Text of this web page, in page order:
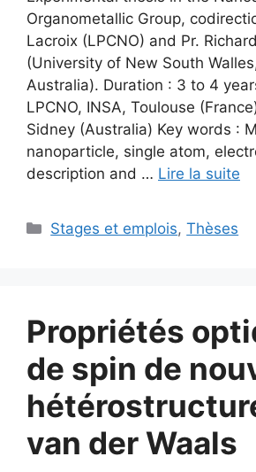
Organometallic Group,
Lacroix (LPCNO) and Pr.
(University of New South
Australia). Duration : 3 to 4
LPCNO, INSA, Toulouse
Sidney (Australia) Key words :
nanoparticle, single atom,
description and … Lire la suite
Stages et emplois,Thèses
Propriétés
de spin de
van der Waals